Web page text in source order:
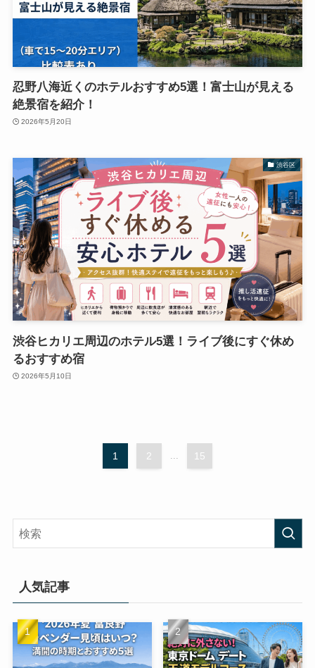
忍野八海近くのホテルおすすめ5選！富士山が見える
絶景宿を紹介！
2026年5月20日
渋谷区
渋谷ヒカリエ周辺のホテル5選！ライブ後にすぐ休め
るおすすめ宿
2026年5月10日
1 2 ... 15
人気記事